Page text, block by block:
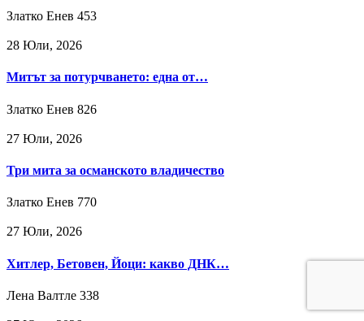
Златко Енев 453
28 Юли, 2026
Митът за потурчването: една от…
Златко Енев 826
27 Юли, 2026
Три мита за османското владичество
Златко Енев 770
27 Юли, 2026
Хитлер, Бетовен, Йоци: какво ДНК…
Лена Валтле 338